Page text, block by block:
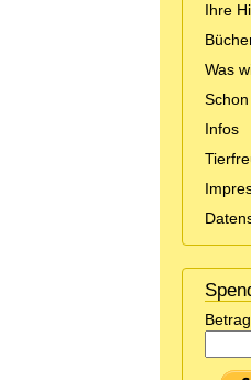
Ihre
Was
Infos
Betrag